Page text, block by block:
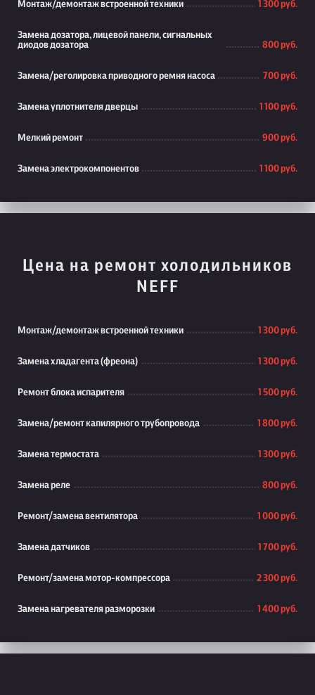
Монтаж/демонтаж встроенной техники 1 300 руб.
Замена дозатора, лицевой панели, сигнальных
диодов дозатора
800 руб.
Замена/реголировка приводного ремня насоса 700 руб.
Замена уплотнителя дверцы 1 100 руб.
Мелкий ремонт 900 руб.
Замена электрокомпонентов 1 100 руб.
Цена на ремонт холодильников
NEFF
Монтаж/демонтаж встроенной техники 1 300 руб.
Замена хладагента (фреона) 1 300 руб.
Ремонт блока испарителя 1 500 руб.
Замена/ремонт капилярного трубопровода 1 800 руб.
Замена термостата 1 300 руб.
Замена реле 800 руб.
Ремонт/замена вентилятора 1 000 руб.
Замена датчиков 1 700 руб.
Ремонт/замена мотор-компрессора 2 300 руб.
Замена нагревателя разморозки 1 400 руб.